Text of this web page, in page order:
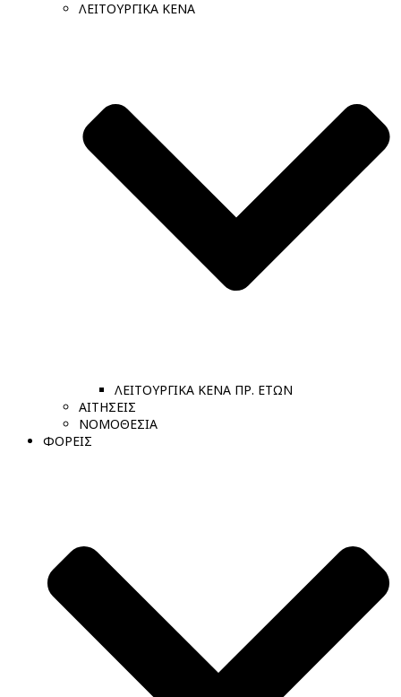
ΛΕΙΤΟΥΡΓΙΚΑ ΚΕΝΑ
ΛΕΙΤΟΥΡΓΙΚΑ ΚΕΝΑ ΠΡ. ΕΤΩΝ
ΑΙΤΗΣΕΙΣ
ΝΟΜΟΘΕΣΙΑ
ΦΟΡΕΙΣ